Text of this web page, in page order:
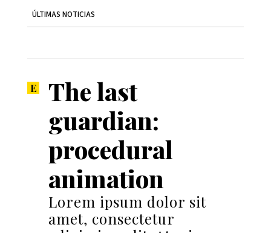
ÚLTIMAS NOTICIAS
The last
guardian:
procedural
animation
Lorem ipsum dolor sit
amet, consectetur